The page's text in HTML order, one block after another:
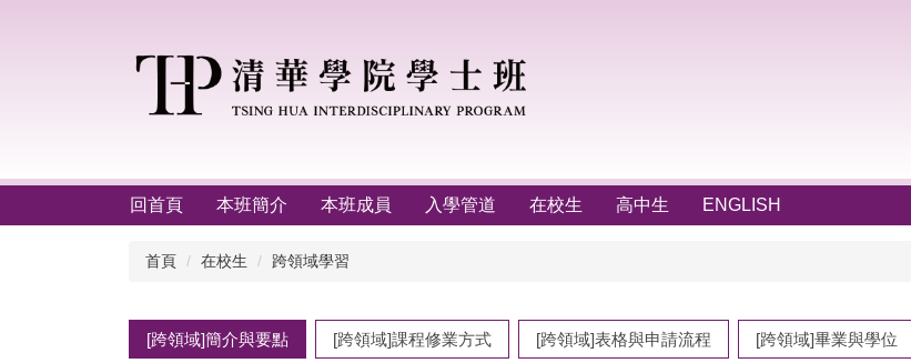
回首頁 本班簡介 本班成員 入學管道 在校生 高中生 ENGLISH
首頁 在校生 跨領域學習
[跨領域]簡介與要點 [跨領域]課程修業方式 [跨領域]表格與申請流程 [跨領域]畢業與學位